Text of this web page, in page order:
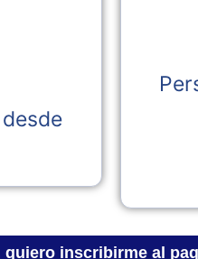
quiero inscribirme al